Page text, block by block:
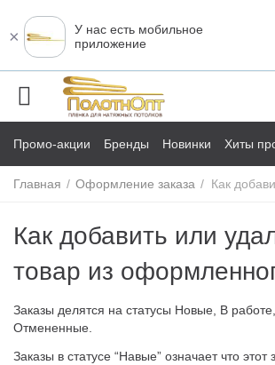
×
У нас есть мобильное
приложение
Промо-акции Бренды Новинки Хиты
Главная / Оформление заказа / Как
Как добавить или
товар из
Заказы делятся на статусы Новые, В
Отмененные.
Заказы в статусе “Навые” означает что